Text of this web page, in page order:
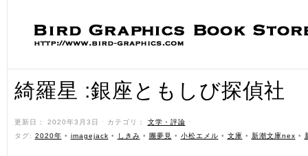
綺羅星 :銀座ともしび探偵社
更新日： 2020年3月3日 ˑ カテゴリ： 文学・評論 ˑ
タグ: 2020年 • imagejack • しきみ • 團夢見 • 小松エメル • 文庫 • 新潮文庫nex •